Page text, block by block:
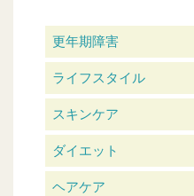
更年期障害
ライフスタイル
スキンケア
ダイエット
ヘアケア